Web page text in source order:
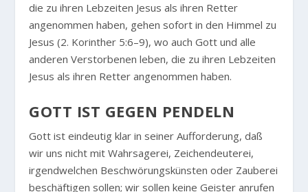
die zu ihren Lebzeiten Jesus als ihren Retter
angenommen haben, gehen sofort in den Himmel zu
Jesus (2. Korinther 5:6–9), wo auch Gott und alle
anderen Verstorbenen leben, die zu ihren Lebzeiten
Jesus als ihren Retter angenommen haben.
GOTT IST GEGEN PENDELN
Gott ist eindeutig klar in seiner Aufforderung, daß
wir uns nicht mit Wahrsagerei, Zeichendeuterei,
irgendwelchen Beschwörungskünsten oder Zauberei
beschäftigen sollen; wir sollen keine Geister anrufen